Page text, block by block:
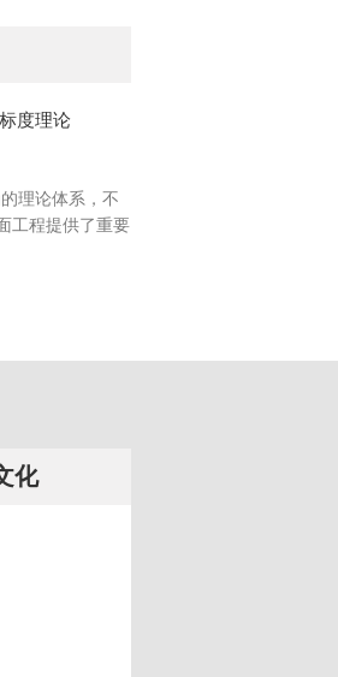
度理论
理论体系，不
工程提供了重要
化